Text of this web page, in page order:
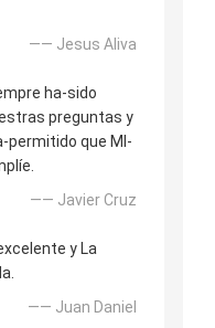
—— Jesus Aliva
ha-sido
preguntas y
permitido que MI-
—— Javier Cruz
y La
—— Juan Daniel